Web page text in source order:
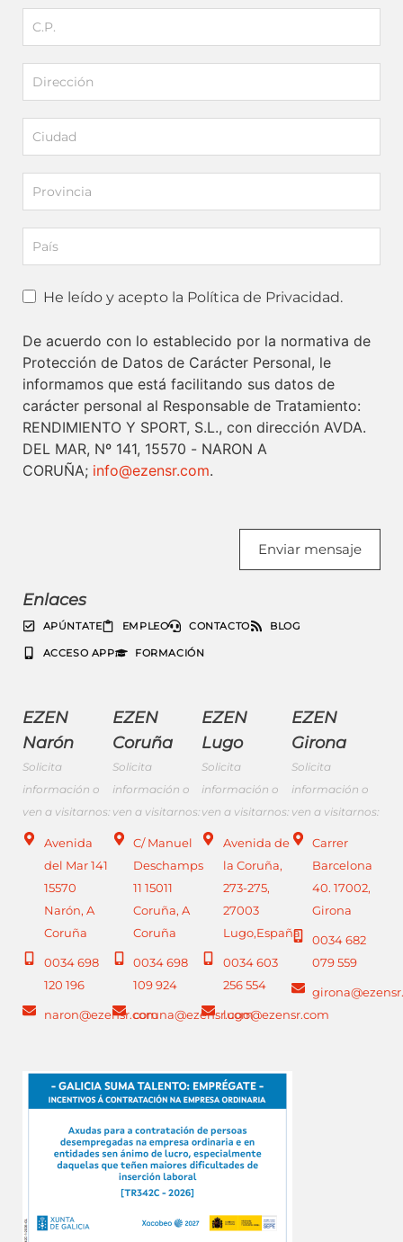
He leído y acepto la Política de Privacidad.
De acuerdo con lo establecido por la normativa de
Protección de Datos de Carácter Personal, le
informamos que está facilitando sus datos de
carácter personal al Responsable de Tratamiento:
RENDIMIENTO Y SPORT, S.L., con dirección AVDA.
DEL MAR, Nº 141, 15570 - NARON A
CORUÑA; info@ezensr.com.
Enviar mensaje
Enlaces
APÚNTATE EMPLEO CONTACTO BLOG
ACCESO APP FORMACIÓN
EZEN
Narón
Solicita
información o
ven a visitarnos:
Avenida
del Mar 141
15570
Narón, A
Coruña
0034 698
120 196
naron@ezensr.com
EZEN
Coruña
Solicita
información o
ven a visitarnos:
C/ Manuel
Deschamps
11 15011
Coruña, A
Coruña
0034 698
109 924
coruna@ezensr.com
EZEN
Lugo
Solicita
información o
ven a visitarnos:
Avenida de
la Coruña,
273-275,
27003
Lugo,España
0034 603
256 554
lugo@ezensr.com
EZEN
Girona
Solicita
información o
ven a visitarnos:
Carrer
Barcelona
40. 17002,
Girona
0034 682
079 559